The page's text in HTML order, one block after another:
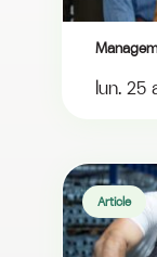
lun. 25
Article